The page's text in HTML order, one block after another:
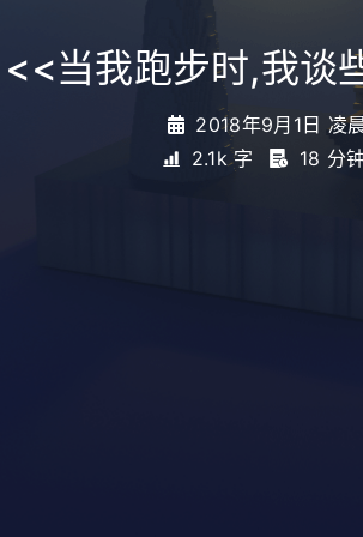
当我跑步时,我谈
2018年9月1日 凌
2.1k 字
18 分钟